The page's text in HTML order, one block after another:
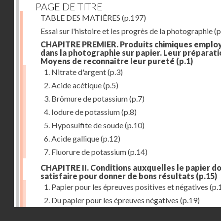
PAGE DE TITRE
TABLE DES MATIÈRES (p.197)
Essai sur l'histoire et les progrès de la photographie
CHAPITRE PREMIER. Produits chimiques
dans la photographie sur papier. Leur
Moyens de reconnaître leur pureté (p.1)
1. Nitrate d'argent(p.3)
2. Acide acétique(p.5)
3. Brômure de potassium(p.7)
4. Iodure de potassium(p.8)
5. Hyposulfite de soude(p.10)
6. Acide gallique(p.12)
7. Fluorure de potassium(p.14)
CHAPITRE II. Conditions auxquelles le papier
satisfaire pour donner de bons résultats (p.15)
1. Papier pour les épreuves positives et négatives
2. Du papier pour les épreuves négatives (p.19)